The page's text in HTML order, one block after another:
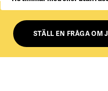
STÄLL EN FRÅGA OM